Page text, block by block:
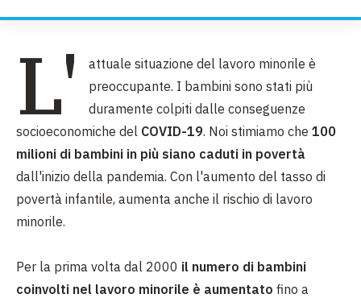
L'
attuale situazione del lavoro minorile è
preoccupante. I bambini sono stati più
duramente colpiti dalle conseguenze
socioeconomiche del COVID-19. Noi stimiamo che 100
milioni di bambini in più siano caduti in povertà
dall'inizio della pandemia. Con l'aumento del tasso di
povertà infantile, aumenta anche il rischio di lavoro
minorile.
Per la prima volta dal 2000 il numero di bambini
coinvolti nel lavoro minorile è aumentato fino a